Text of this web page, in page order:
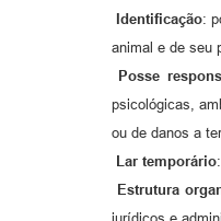
Identificação:
animal e de seu
Posse
psicológicas,
ou de danos a
Lar temporário
Estrutura
jurídicos e